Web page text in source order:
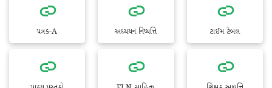
પત્રક-A અધ્યયન નિષ્પત્તિ ટાઈમ ટેબલ